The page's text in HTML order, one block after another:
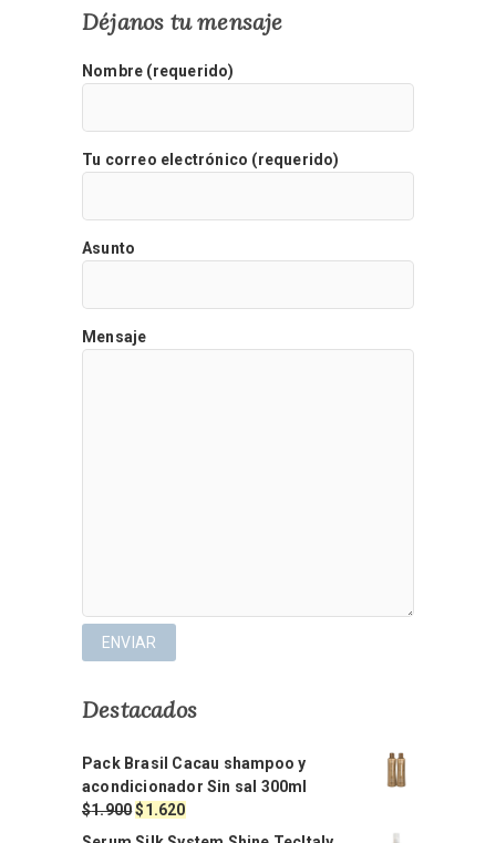
Déjanos tu mensaje
Nombre (requerido)
Tu correo electrónico (requerido)
Asunto
Mensaje
Destacados
Pack Brasil Cacau shampoo y
acondicionador Sin sal 300ml
$1.900El
precio
$1.620El
precio